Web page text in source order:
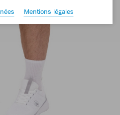
Mentions légales